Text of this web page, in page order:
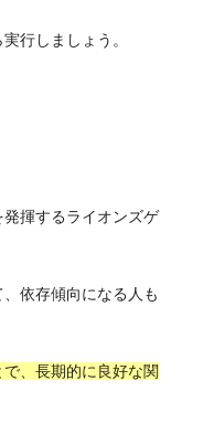
行しましょう。
揮するライオンズゲ
依存傾向になる人も
、長期的に良好な関